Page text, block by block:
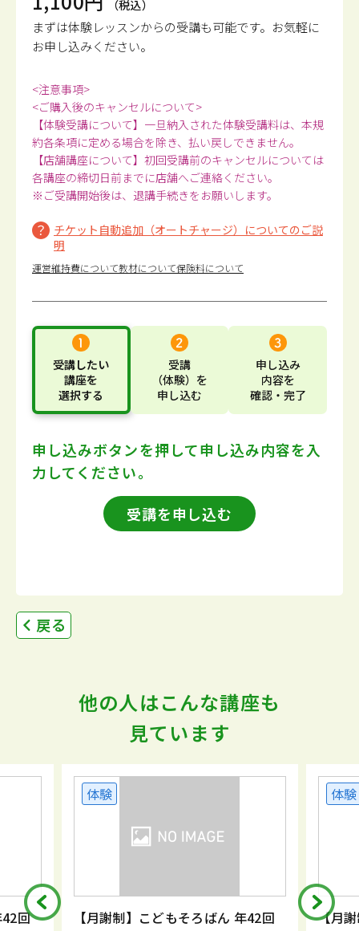
（税込）
まずは体験レッスンからの受講も可能です。 お気軽に
お申し込みください。
<注意事項>
<ご購入後のキャンセルについて>
【体験受講について】一旦納入された体験受講料は、本規
約各条項に定める場合を除き、払い戻しできません。
【店舗講座について】初回受講前のキャンセルについては
各講座の締切日前までに店舗へご連絡ください。
※ご受講開始後は、退講手続きをお願いします。
チケット自動追加（オートチャージ）についてのご説
明
運営維持費について教材について保険料について
受講したい
講座を
選択する
受講
（体験） を
申し込む
申し込み
内容を
確認・完了
申し込みボタンを押して申し込み内容を入
力してください。
受講を申し込む
戻る
他の人はこんな講座も
見ています
回
体験
【月謝制】こどもそろばん 年42回
体験
【月